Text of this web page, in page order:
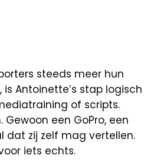
steeds meer hun
Antoinette’s stap logisch
of scripts.
Gewoon een GoPro, een
dat zij zelf mag vertellen.
iets echts.